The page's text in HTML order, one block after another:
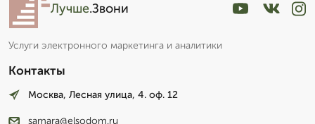
Лучше.Звони
Услуги электронного маркетинга и аналитики
Контакты
Москва, Лесная улица, 4. оф. 12
samara@elsodom.ru